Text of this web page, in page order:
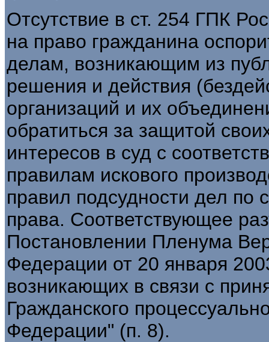
Отсутствие в ст. 254 ГПК
на право гражданина
делам, возникающим из
решения и действия
организаций и их
обратиться за защитой
интересов в суд с
правилам искового
правил подсудности дел по
права. Соответствующее
Постановлении Пленума
Федерации от 20 января
возникающих в связи с
Гражданского
Федерации" (п. 8).